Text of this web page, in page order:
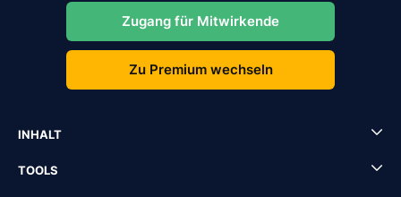
Zugang für Mitwirkende
Zu Premium wechseln
INHALT
TOOLS